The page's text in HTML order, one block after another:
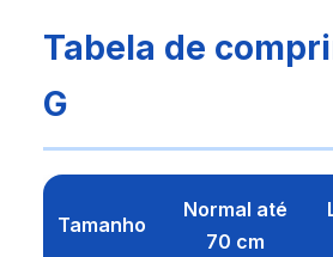
Tabela de
G
Tamanho
Normal até
70 cm